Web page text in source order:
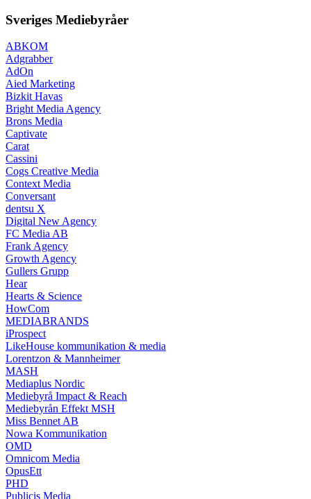
Sveriges Mediebyråer
ABKOM
Adgrabber
AdOn
Aied Marketing
Bizkit Havas
Bright Media Agency
Brons Media
Captivate
Carat
Cassini
Cogs Creative Media
Context Media
Conversant
dentsu X
Digital New Agency
FC Media AB
Frank Agency
Growth Agency
Gullers Grupp
Hear
Hearts & Science
HowCom
MEDIABRANDS
iProspect
LikeHouse kommunikation & media
Lorentzon & Mannheimer
MASH
Mediaplus Nordic
Mediebyrå Impact & Reach
Mediebyrån Effekt MSH
Miss Bennet AB
Nowa Kommunikation
OMD
Omnicom Media
OpusEtt
PHD
Publicis Media